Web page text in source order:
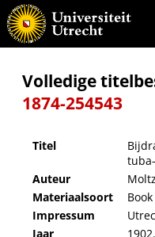
Bijdrage tot de kennis der tuba-
Volledige
1874-254543
Titel
Auteur
Materiaalsoort
Book
Impressum
Jaar
1902.